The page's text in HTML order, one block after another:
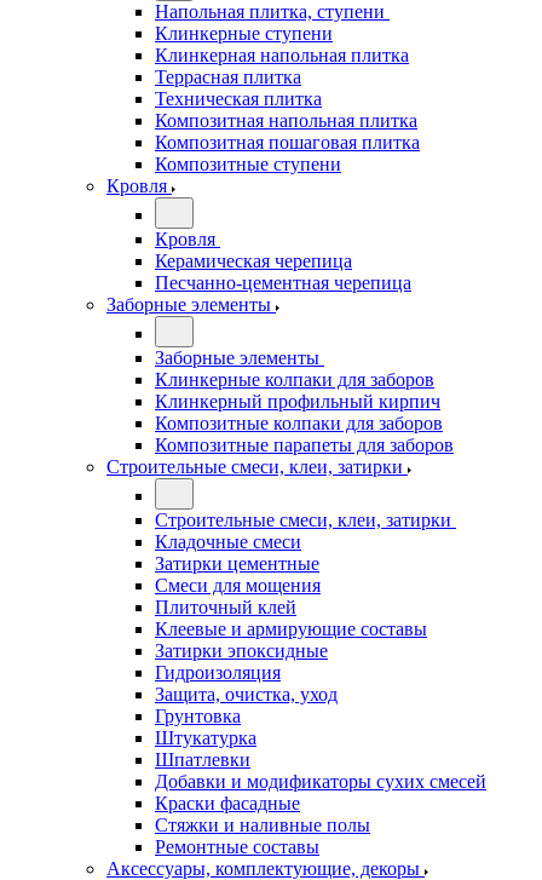
Напольная плитка, ступени
Клинкерные ступени
Клинкерная напольная плитка
Террасная плитка
Техническая плитка
Композитная напольная плитка
Композитная пошаговая плитка
Композитные ступени
Кровля
Кровля
Керамическая черепица
Песчанно-цементная черепица
Заборные элементы
Заборные элементы
Клинкерные колпаки для заборов
Клинкерный профильный кирпич
Композитные колпаки для заборов
Композитные парапеты для заборов
Строительные смеси, клеи, затирки
Строительные смеси, клеи, затирки
Кладочные смеси
Затирки цементные
Смеси для мощения
Плиточный клей
Клеевые и армирующие составы
Затирки эпоксидные
Гидроизоляция
Защита, очистка, уход
Грунтовка
Штукатурка
Шпатлевки
Добавки и модификаторы сухих смесей
Краски фасадные
Стяжки и наливные полы
Ремонтные составы
Аксессуары, комплектующие, декоры